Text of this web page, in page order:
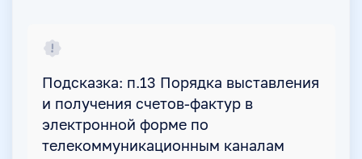
Подсказка: п.13 Порядка выставления
и получения счетов-фактур в
электронной форме по
телекоммуникационным каналам